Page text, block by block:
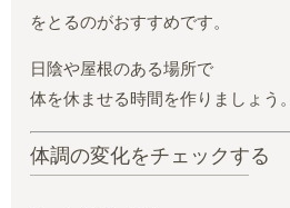
をとるのがおすすめです。
日陰や屋根のある場所で
体を休ませる時間を作りましょう。
体調の変化をチェックする